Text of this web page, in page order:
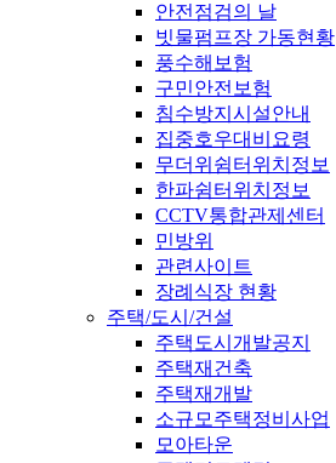
안전점검의 날
빗물펌프장 가동현황
풍수해보험
구민안전보험
침수방지시설안내
집중호우대비요령
무더위쉼터위치정보
한파쉼터위치정보
CCTV통합관제센터
민방위
관련사이트
장례식장 현황
주택/도시/건설
주택도시개발공지
주택재건축
주택재개발
소규모주택정비사업
모아타운